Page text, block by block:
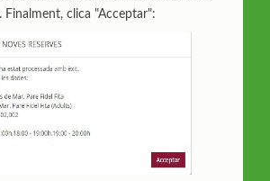
Finalment, clica "Acceptar":